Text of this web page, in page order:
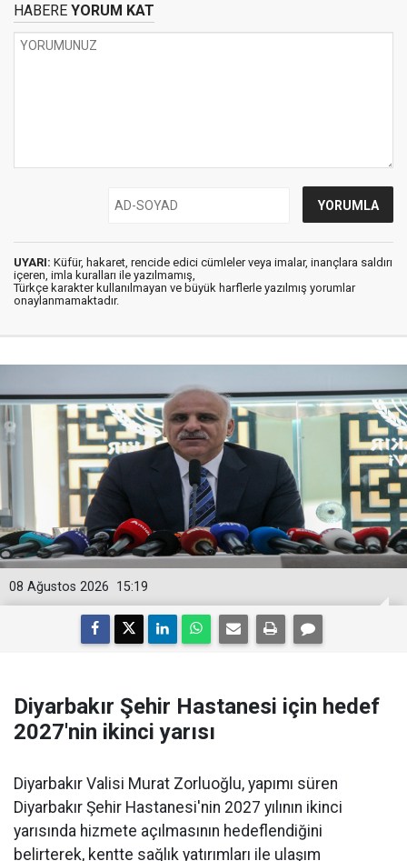
HABERE YORUM KAT
UYARI: Küfür, hakaret, rencide edici cümleler veya imalar, inançlara saldırı
içeren, imla kuralları ile yazılmamış,
Türkçe karakter kullanılmayan ve büyük harflerle yazılmış yorumlar
onaylanmamaktadır.
15:19
08 Ağustos 2026
Diyarbakır Şehir Hastanesi için hedef
2027'nin ikinci yarısı
Diyarbakır Valisi Murat Zorluoğlu, yapımı süren
Diyarbakır Şehir Hastanesi'nin 2027 yılının ikinci
yarısında hizmete açılmasının hedeflendiğini
belirterek, kentte sağlık yatırımları ile ulaşım